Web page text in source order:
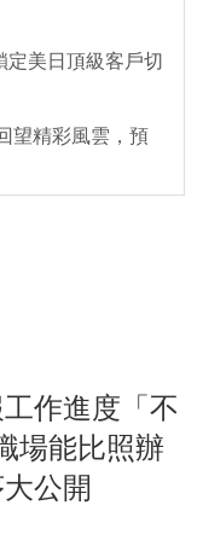
定美日頂級客戶切
望精彩風雲，預
作進度「不
場能比照辦
公開